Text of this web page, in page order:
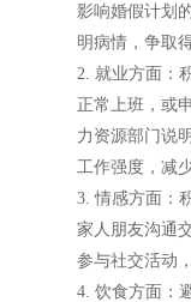
影响婚假计划
明病情，争取
2. 就业方面：
正常上班，或
力资源部门说
工作强度，减
3. 情感方面：
家人朋友沟通
参与社交活动
4. 饮食方面：